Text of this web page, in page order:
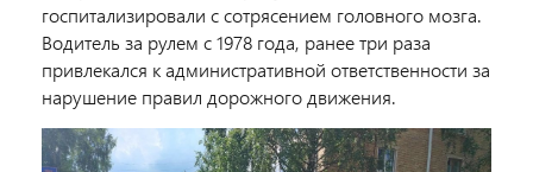
госпитализировали с сотрясением головного мозга.
Водитель за рулем с 1978 года, ранее три раза
привлекался к административной ответственности за
нарушение правил дорожного движения.